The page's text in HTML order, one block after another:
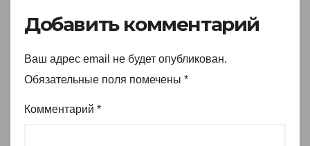
Добавить комментарий
Ваш адрес email не будет опубликован.
Обязательные поля помечены *
Комментарий *